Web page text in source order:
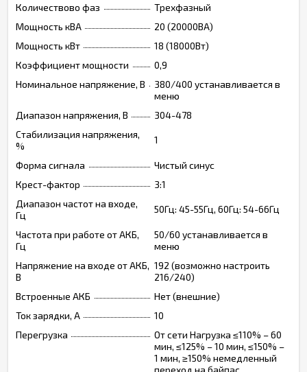
Количествово фаз
Трехфазный
Мощность кВА
20 (20000ВА)
Мощность кВт
18 (18000Вт)
Коэффициент мощности
0,9
Номинальное напряжение, В
380/400 устанавливается в
меню
Диапазон напряжения, В
304-478
Стабилизация напряжения,
%
1
Форма сигнала
Чистый синус
Крест-фактор
3:1
Диапазон частот на входе,
Гц
50Гц: 45-55Гц, 60Гц: 54-66Гц
Частота при работе от АКБ,
Гц
50/60 устанавливается в
меню
Напряжение на входе от АКБ,
В
192 (возможно настроить
216/240)
Встроенные АКБ
Нет (внешние)
Ток зарядки, А
10
Перегрузка
От сети Нагрузка ≤110% – 60
мин, ≤125% – 10 мин, ≤150% –
1 мин, ≥150% немедленный
переход на байпас